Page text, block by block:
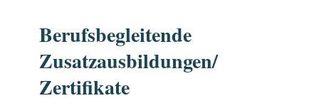
Berufsbegleitende
Zusatzausbildungen/
Zertifikate